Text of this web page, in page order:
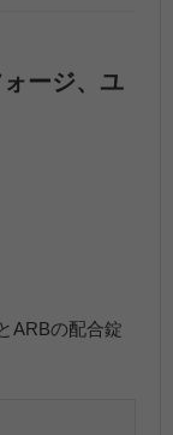
ージ、ユ
ARBの配合錠